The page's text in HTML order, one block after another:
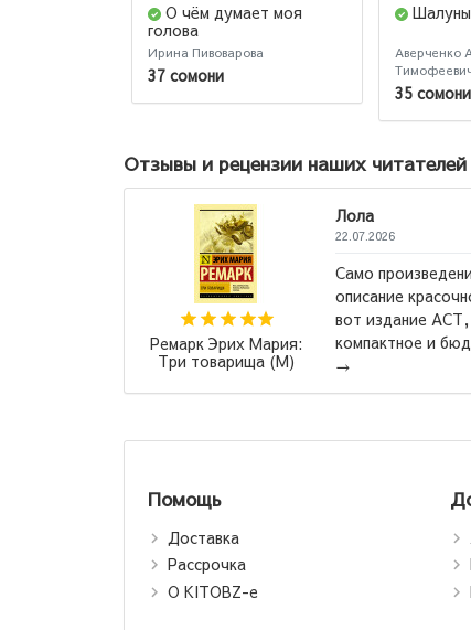
О чём думает моя
голова
Ирина Пивоварова
37 сомони
Аверченко
35 сомони
Отзывы и рецензии наших читателей
Ремарк Эрих Мария:
Три товарища (М)
Лола
22.07.2026
Само
описание
вот издание
компактное и
→
Помощь
Доставка
Рассрочка
О KITOBZ-е